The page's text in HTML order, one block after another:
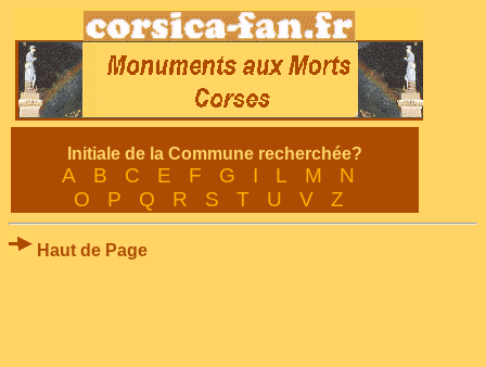
Initiale de la Commune recherchée?
A B C E F G I L M
N
O
P Q R S T U V Z
Haut de Page